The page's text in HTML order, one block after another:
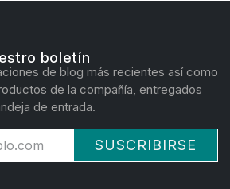
boletín
de blog más recientes así como
de la compañía, entregados
de entrada.
SUSCRIBIRSE